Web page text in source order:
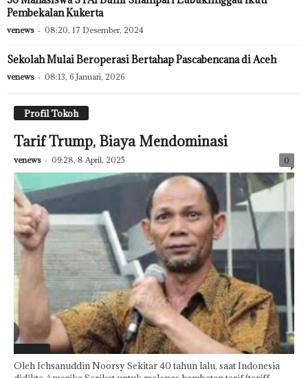
Pembekalan Kukerta
venews - 08:20, 17 Desember, 2024
Sekolah Mulai Beroperasi Bertahap Pascabencana di Aceh
venews - 08:13, 6 Januari, 2026
Profil Tokoh
Tarif Trump, Biaya Mendominasi
venews - 09:28, 8 April, 2025 0
Oleh Ichsanuddin Noorsy Sekitar 40 tahun lalu, saat Indonesia